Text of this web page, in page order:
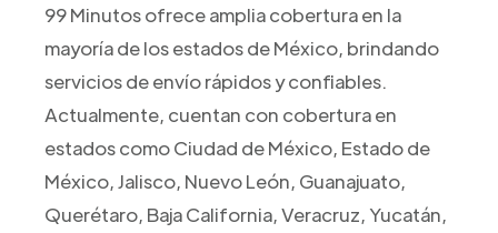
99 Minutos ofrece amplia cobertura en la
mayoría de los estados de México, brindando
servicios de envío rápidos y confiables.
Actualmente, cuentan con cobertura en
estados como Ciudad de México, Estado de
México, Jalisco, Nuevo León, Guanajuato,
Querétaro, Baja California, Veracruz, Yucatán,